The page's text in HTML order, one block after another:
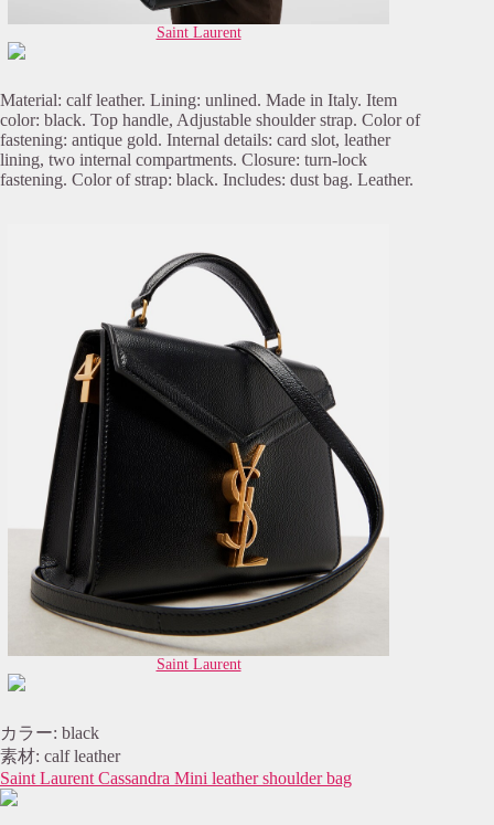
Saint Laurent
Material: calf leather. Lining: unlined. Made in Italy. Item
color: black. Top handle, Adjustable shoulder strap. Color of
fastening: antique gold. Internal details: card slot, leather
lining, two internal compartments. Closure: turn-lock
fastening. Color of strap: black. Includes: dust bag. Leather.
Saint Laurent
カラー: black
素材: calf leather
Saint Laurent Cassandra Mini leather shoulder bag